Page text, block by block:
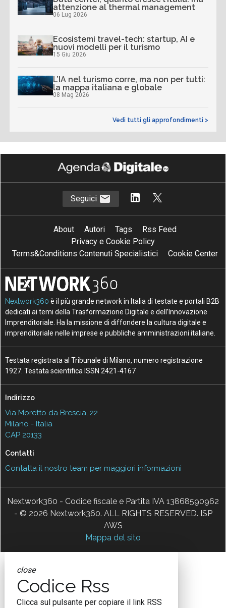
attenzione al thermal management
06 Lug 2026
Ecosistemi travel-tech: startup, AI e
nuovi modelli per il turismo
15 Giu 2026
L’IA nel turismo corre, ma non per tutti:
la mappa italiana e globale
08 Mag 2026
Vedi tutti gli approfondimenti >
Seguici
About Autori Tags
Rss Feed
Privacy e Cookie Policy
Terms&Conditions Contenuti Specialistici
Cookie Center
Nextwork360 è il più grande network in Italia di testate e portali B2B
dedicati ai temi della Trasformazione Digitale e dell’Innovazione
Imprenditoriale. Ha la missione di diffondere la cultura digitale e
imprenditoriale nelle imprese e pubbliche amministrazioni italiane.
Testata registrata al Tribunale di Milano, numero registrazione
1927. Testata scientifica ISSN 2421-4167
Indirizzo
Via Moretto da Brescia, 22
Milano - Italia
CAP 20133
Contatti
Contatta il nostro team per maggiori informazioni
Nextwork360 - Codice fiscale e Partita IVA 13868590962
- © 2026 Nextwork360. ALL RIGHTS RESERVED. ISP
AWS
Mappa del sito
close
Codice Rss
Clicca sul pulsante per copiare il link RSS